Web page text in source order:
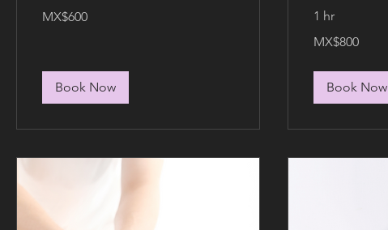
Mexican
MX$600
Book Now
1 hr
Mexican
MX$800
Book Now